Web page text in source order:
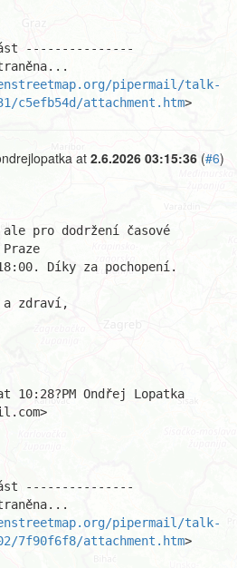
---------------
pipermail/talk-
c5efb54d/attachment.htm>
2.6.2026 03:15:36 (#6)
at
ale pro dodržení časové
Díky za pochopení.
a zdraví,
10:28?PM Ondřej Lopatka
---------------
pipermail/talk-
7f90f6f8/attachment.htm>